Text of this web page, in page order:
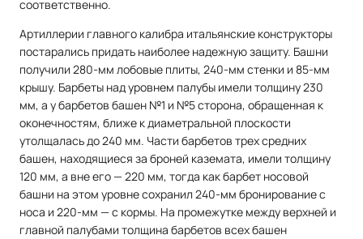
соответственно.
Артиллерии главного калибра итальянские конструкторы
постарались придать наиболее надежную защиту. Башни
получили 280-мм лобовые плиты, 240-мм стенки и 85-мм
крышу. Барбеты над уровнем палубы имели толщину 230
мм, а у барбетов башен №1 и №5 сторона, обращенная к
оконечностям, ближе к диаметральной плоскости
утолщалась до 240 мм. Части барбетов трех средних
башен, находящиеся за броней каземата, имели толщину
120 мм, а вне его — 220 мм, тогда как барбет носовой
башни на этом уровне сохранил 240-мм бронирование с
носа и 220-мм — с кормы. На промежутке между верхней и
главной палубами толщина барбетов всех башен